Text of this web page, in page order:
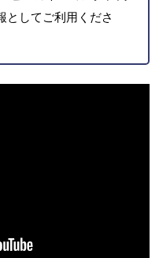
としてご利用くださ